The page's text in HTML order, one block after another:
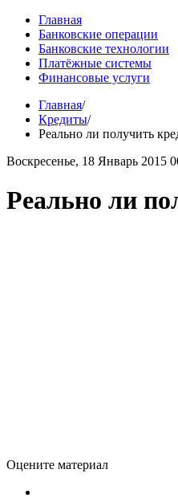
Главная
Банковские операции
Банковские технологии
Платёжные системы
Финансовые услуги
Главная/
Кредиты/
Реально ли получить
Воскресенье, 18 Январь 2015
Реально ли
Оцените материал